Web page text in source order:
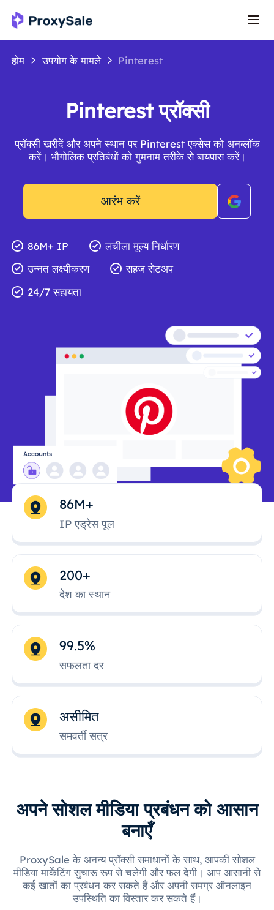
होम उपयोग के मामले Pinterest
Pinterest प्रॉक्सी
प्रॉक्सी खरीदें और अपने स्थान पर Pinterest एक्सेस को अनब्लॉक
करें। भौगोलिक प्रतिबंधों को गुमनाम तरीके से बायपास करें।
आरंभ करें
86M+ IP
लचीला मूल्य निर्धारण
उन्नत लक्ष्यीकरण
सहज सेटअप
24/7 सहायता
86M+
IP एड्रेस पूल
200+
देश का स्थान
99.5%
सफलता दर
असीमित
समवर्ती सत्र
अपने सोशल मीडिया प्रबंधन को आसान
बनाएँ
ProxySale के अनन्य प्रॉक्सी समाधानों के साथ, आपकी सोशल
मीडिया मार्केटिंग सुचारू रूप से चलेगी और फल देगी। आप आसानी से
कई खातों का प्रबंधन कर सकते हैं और अपनी समग्र ऑनलाइन
उपस्थिति का विस्तार कर सकते हैं।